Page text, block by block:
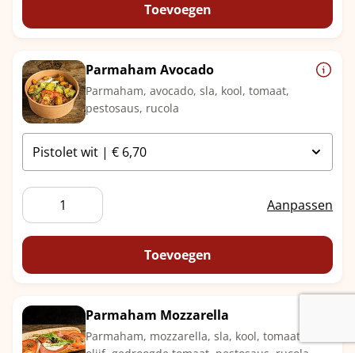
aantal
Toevoegen
Parmaham Avocado
Parmaham, avocado, sla, kool, tomaat,
pestosaus, rucola
Parmaham
Avocado
aantal
Aanpassen
Toevoegen
Parmaham Mozzarella
Parmaham, mozzarella, sla, kool, tomaat,